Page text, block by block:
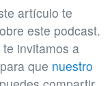
artículo te
este podcast.
invitamos a
que nuestro